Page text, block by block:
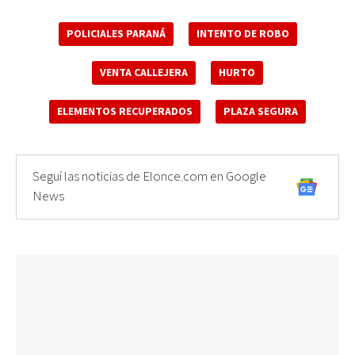
POLICIALES PARANÁ INTENTO DE ROBO
VENTA CALLEJERA HURTO
ELEMENTOS RECUPERADOS PLAZA SEGURA
Seguí las noticias de Elonce.com en Google
News